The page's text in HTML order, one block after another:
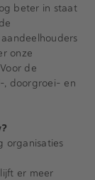
beter in staat
onze
de
, doorgroei- en
organisaties
er meer